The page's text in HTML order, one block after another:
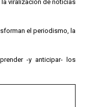
viralización de noticias
el periodismo, la
-y anticipar- los